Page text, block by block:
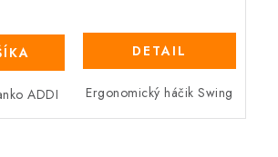
ADDI
DETAIL
Ergonomický háčik Swing